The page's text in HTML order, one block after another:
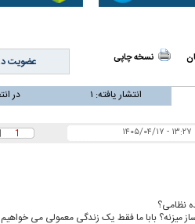
نسخه چاپی عضویت
انتشار یافته: ۱ در
۱۳:۲۷ - ۱۴۰۵/۰۴/۱۷ 1
نظامی؟
میزنه؟ بابا ما فقط یک زندگی معمولی می